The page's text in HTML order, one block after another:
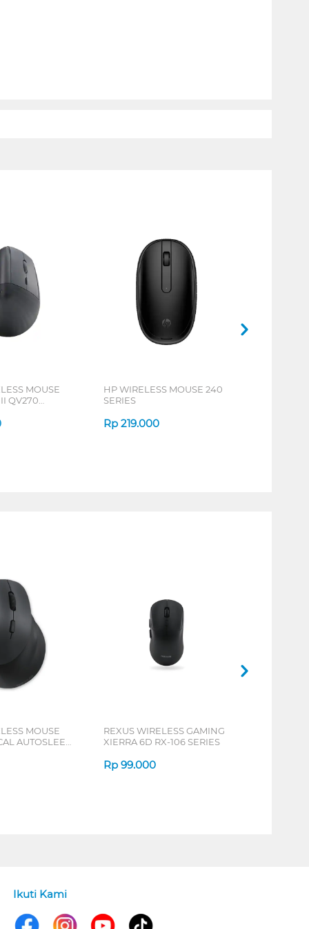
MOUSE
QV270
HP WIRELESS MOUSE 240
SERIES
Rp 219.000
MOUSE
AUTOSLEEP
REXUS WIRELESS GAMING
XIERRA 6D RX-106 SERIES
Rp 99.000
Ikuti Kami